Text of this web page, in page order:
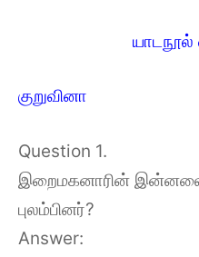
குறுவினா
Question 1.
இறைமகனாரின்
புலம்பினர்?
Answer: